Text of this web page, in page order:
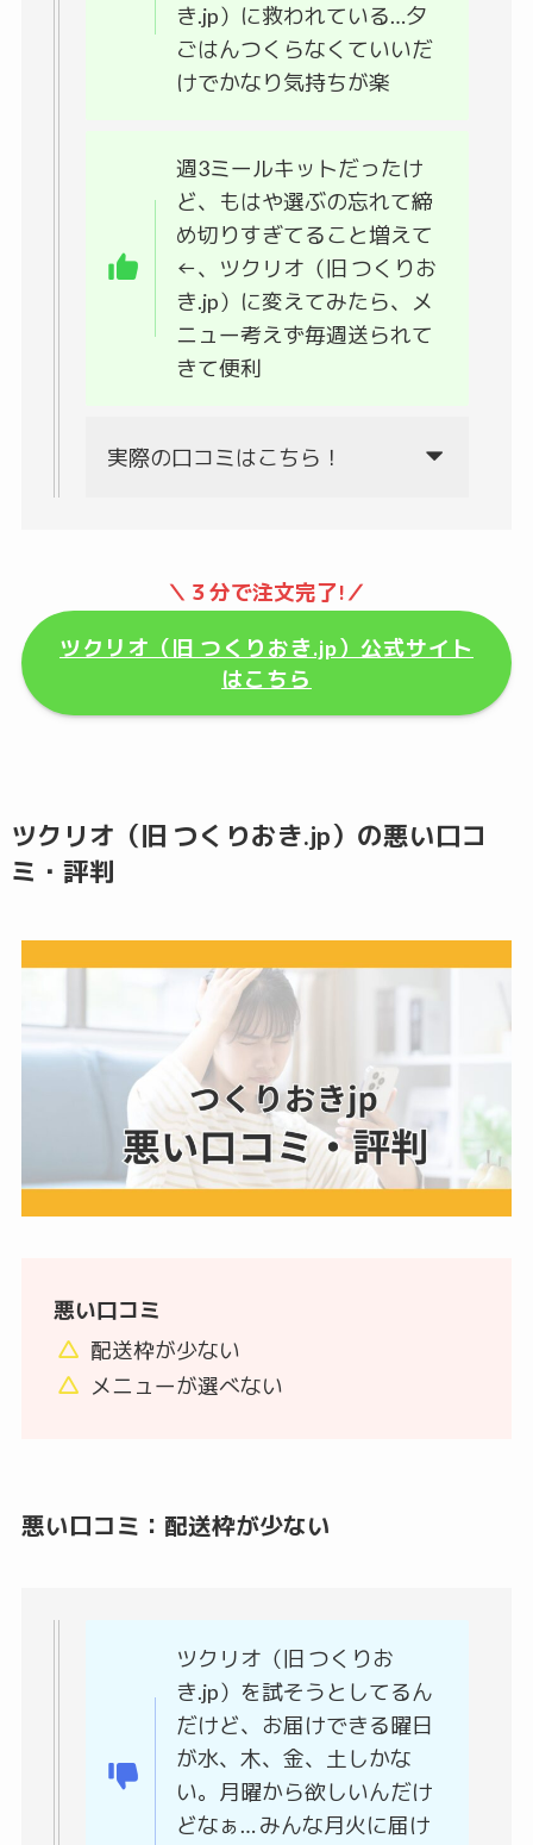
き.jp）に救われている…夕
ごはんつくらなくていいだ
けでかなり気持ちが楽
週3ミールキットだったけ
ど、もはや選ぶの忘れて締
め切りすぎてること増えて
←、ツクリオ（旧 つくりお
き.jp）に変えてみたら、メ
ニュー考えず毎週送られて
きて便利
実際の口コミはこちら！
＼３分で注文完了!／
ツクリオ（旧 つくりおき.jp）公式サイト
はこちら
ツクリオ（旧 つくりおき.jp）の悪い口コ
ミ・評判
悪い口コミ
配送枠が少ない
メニューが選べない
悪い口コミ：配送枠が少ない
ツクリオ（旧 つくりお
き.jp）を試そうとしてるん
だけど、お届けできる曜日
が水、木、金、土しかな
い。月曜から欲しいんだけ
どなぁ… みんな月火に届け